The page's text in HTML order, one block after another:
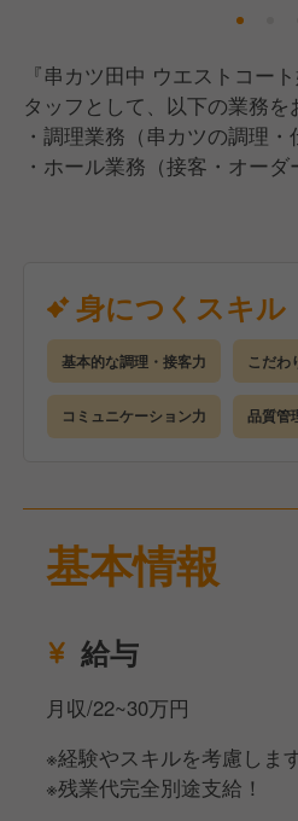
『串カツ田中 ウエストコー
タッフとして、以下の業務を
・調理業務（串カツの調理・
・ホール業務（接客・オーダ
【キャリアアップについて】
・未経験の方は基礎から学べ
・経験者の方はスキルを活
ップが可能。
・店舗運営のノウハウを学
ャーを目指せます！
中！
・長く安定して働きたい方
身につくスキル
基本的な調理・接客力 こだわ
コミュニケーション力 品質管
基本情報
給与
月収/22~30万円
※経験やスキルを考慮しま
※残業代完全別途支給！